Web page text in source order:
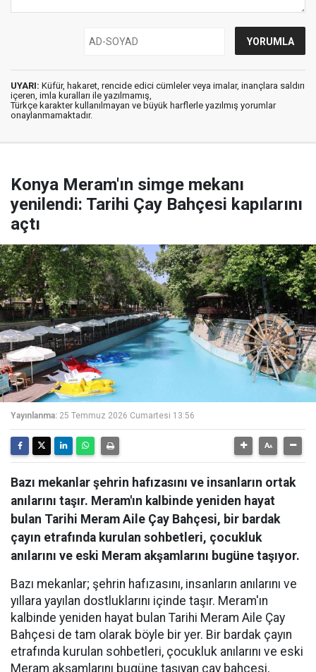
UYARI: Küfür, hakaret, rencide edici cümleler veya imalar, inançlara saldırı
içeren, imla kuralları ile yazılmamış,
Türkçe karakter kullanılmayan ve büyük harflerle yazılmış yorumlar
onaylanmamaktadır.
Konya Meram'ın simge mekanı
yenilendi: Tarihi Çay Bahçesi kapılarını
açtı
Yayınlanma: 25 Temmuz 2026 Cumartesi 13:56
Bazı mekanlar şehrin hafızasını ve insanların ortak
anılarını taşır. Meram'ın kalbinde yeniden hayat
bulan Tarihi Meram Aile Çay Bahçesi, bir bardak
çayın etrafında kurulan sohbetleri, çocukluk
anılarını ve eski Meram akşamlarını bugüne taşıyor.
Bazı mekanlar; şehrin hafızasını, insanların anılarını ve
yıllara yayılan dostluklarını içinde taşır. Meram'ın
kalbinde yeniden hayat bulan Tarihi Meram Aile Çay
Bahçesi de tam olarak böyle bir yer. Bir bardak çayın
etrafında kurulan sohbetleri, çocukluk anılarını ve eski
Meram akşamlarını bugüne taşıyan çay bahçesi,